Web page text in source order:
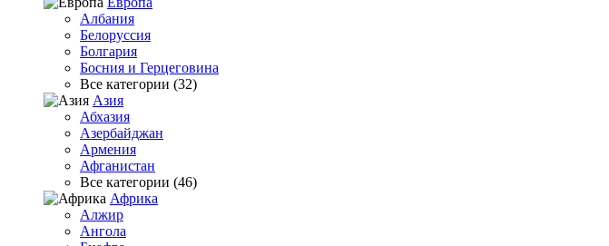
Албания
Белоруссия
Болгария
Босния и Герцеговина
Все категории (32)
Азия
Абхазия
Азербайджан
Армения
Афганистан
Все категории (46)
Африка
Алжир
Ангола